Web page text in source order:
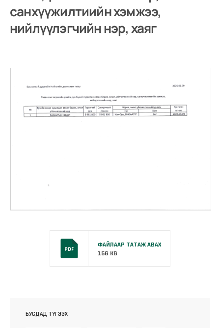
санхүүжилтиийн хэмжээ,
нийлүүлэгчийн нэр, хаяг
ФАЙЛААР ТАТАЖ АВАХ
156 KB
БУСДАД ТҮГЭЭХ